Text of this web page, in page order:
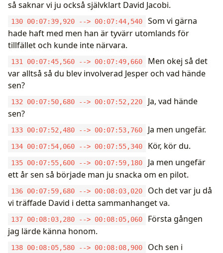
så saknar vi ju också självklart David Jacobi.
130 00:07:39,920 --> 00:07:44,540
Som vi gärna
hade haft med men han är tyvärr utomlands för
tillfället och kunde inte närvara.
131 00:07:45,560 --> 00:07:49,660
Men okej så det
var alltså så du blev involverad Jesper och vad hände
sen?
132 00:07:50,680 --> 00:07:52,220
Ja, vad hände
sen?
133 00:07:52,480 --> 00:07:53,760 Ja men ungefär.
134 00:07:54,060 --> 00:07:55,340 Kör, kör du.
135 00:07:55,600 --> 00:07:59,180
Ja men ungefär
ett år sen så började man ju snacka om en pilot.
136 00:07:59,680 --> 00:08:03,020
Och det var ju då
vi träffade David i detta sammanhanget va.
137 00:08:03,280 --> 00:08:05,060
Första gången
jag lärde känna honom.
138 00:08:05,580 --> 00:08:08,900
Och sen i